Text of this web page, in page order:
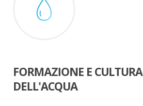
FORMAZIONE E CULTURA
DELL'ACQUA